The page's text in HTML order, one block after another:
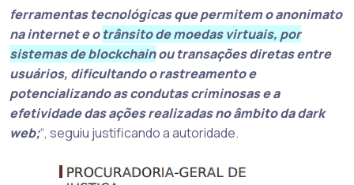
ferramentas tecnológicas que permitem o anonimato
na internet e otrânsito de moedas virtuais, por
sistemas de blockchainou transações diretas entre
usuários, dificultando o rastreamento e
potencializando as condutas criminosas e a
efetividade das ações realizadas no âmbito da dark
web;“, seguiu justificando a autoridade.